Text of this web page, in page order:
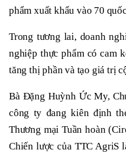
phẩm xuất khẩu vào 70
Trong tương lai, doanh
nghiệp thực phẩm có cam
tăng thị phần và tạo giá trị
Bà Đặng Huỳnh Ức My,
công ty đang kiên định
Thương mại Tuần hoàn
Chiến lược của TTC AgriS